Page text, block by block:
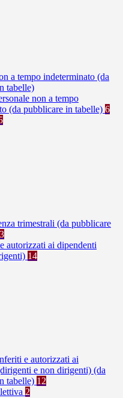
a tempo indeterminato (da
tabelle)
non a tempo
(da pubblicare in tabelle) 6
trimestrali (da pubblicare
autorizzati ai dipendenti
14
e autorizzati ai
e non dirigenti) (da
tabelle) 12
2